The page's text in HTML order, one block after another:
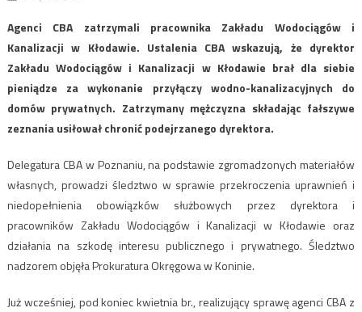
Agenci CBA zatrzymali pracownika Zakładu Wodociągów i
Kanalizacji w Kłodawie. Ustalenia CBA wskazują, że dyrektor
Zakładu Wodociągów i Kanalizacji w Kłodawie brał dla siebie
pieniądze za wykonanie przyłączy wodno-kanalizacyjnych do
domów prywatnych. Zatrzymany mężczyzna składając fałszywe
zeznania usiłował chronić podejrzanego dyrektora.
Delegatura CBA w Poznaniu, na podstawie zgromadzonych materiałów
własnych, prowadzi śledztwo w sprawie przekroczenia uprawnień i
niedopełnienia obowiązków służbowych przez dyrektora i
pracowników Zakładu Wodociągów i Kanalizacji w Kłodawie oraz
działania na szkodę interesu publicznego i prywatnego. Śledztwo
nadzorem objęła Prokuratura Okręgowa w Koninie.
Już wcześniej, pod koniec kwietnia br., realizujący sprawę agenci CBA z